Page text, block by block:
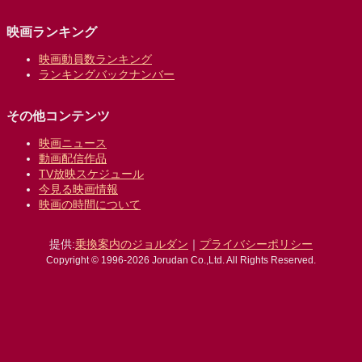
映画ランキング
映画動員数ランキング
ランキングバックナンバー
その他コンテンツ
映画ニュース
動画配信作品
TV放映スケジュール
今見る映画情報
映画の時間について
提供:乗換案内のジョルダン ｜ プライバシーポリシー
Copyright © 1996-2026 Jorudan Co.,Ltd. All Rights Reserved.